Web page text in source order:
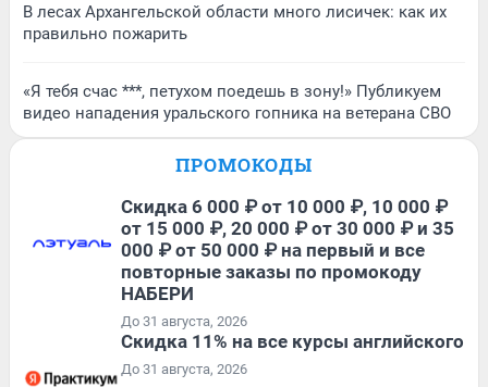
В лесах Архангельской области много лисичек: как их
правильно пожарить
«Я тебя счас ***, петухом поедешь в зону!» Публикуем
видео нападения уральского гопника на ветерана СВО
ПРОМОКОДЫ
Скидка 6 000 ₽ от 10 000 ₽, 10 000 ₽
от 15 000 ₽, 20 000 ₽ от 30 000 ₽ и 35
000 ₽ от 50 000 ₽ на первый и все
повторные заказы по промокоду
НАБЕРИ
До 31 августа, 2026
Скидка 11% на все курсы английского
До 31 августа, 2026